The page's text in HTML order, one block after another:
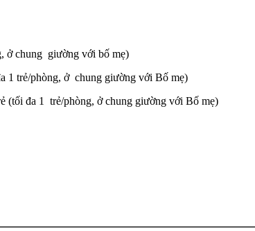
ở chung giường với bố mẹ)
1 trẻ/phòng, ở chung giường với Bố mẹ)
(tối đa 1 trẻ/phòng, ở chung giường với Bố mẹ)